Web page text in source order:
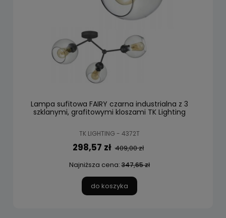
Lampa sufitowa FAIRY czarna industrialna z 3
szklanymi, grafitowymi kloszami TK Lighting
TK LIGHTING - 4372T
298,57 zł 409,00 zł
Najniższa cena:347,65 zł
do koszyka